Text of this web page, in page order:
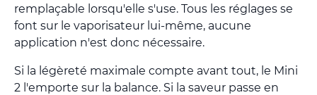
remplaçable lorsqu'elle s'use. Tous les réglages se
font sur le vaporisateur lui-même, aucune
application n'est donc nécessaire.
Si la légèreté maximale compte avant tout, le Mini
2 l'emporte sur la balance. Si la saveur passe en